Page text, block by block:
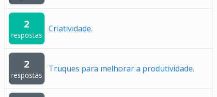
2
respostas
Criatividade.
2
respostas
Truques para melhorar a produtividade.